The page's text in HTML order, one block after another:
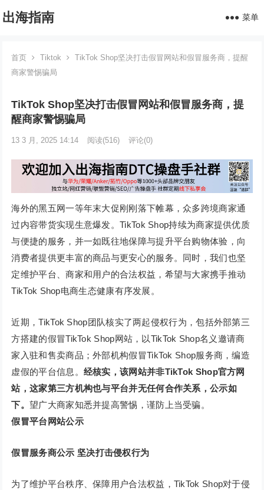
出海指南 菜单
首页 Tiktok
TikTok Shop坚决打击假冒网站和假冒服务商，提醒
商家警惕骗局
TikTok Shop坚决打击假冒网站和假冒服务商，提
醒商家警惕骗局
13 3 月, 2025 14:14 阅读(516) 评论(0)
海外的黑五网一等年末大促刚刚落下帷幕，众多跨境商家通
过内容带货实现生意爆发。TikTok Shop持续为商家提供优质
与便捷的服务，并一如既往地保障与提升平台购物体验，向
消费者提供更丰富的商品与更安心的服务。同时，我们也坚
定维护平台、商家和用户的合法权益，希望与大家携手推动
TikTok Shop电商生态健康有序发展。
近期，TikTok Shop团队核实了两起侵权行为，包括外部第三
方搭建的假冒TikTok Shop网站，以TikTok Shop名义邀请商
家入驻和售卖商品；外部机构假冒TikTok Shop服务商，编造
虚假的平台信息。 经核实，该网站并非TikTok Shop官方网
站，这家第三方机构也与平台并无任何合作关系，公示如
下。望广大商家知悉并提高警惕，谨防上当受骗。
假冒平台网站公示
假冒服务商公示 坚决打击侵权行为
为了维护平台秩序、保障用户合法权益，TikTok Shop对于侵